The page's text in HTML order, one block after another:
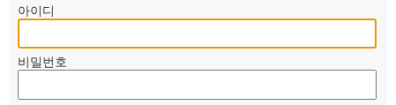
아이디
비밀번호
부설기관